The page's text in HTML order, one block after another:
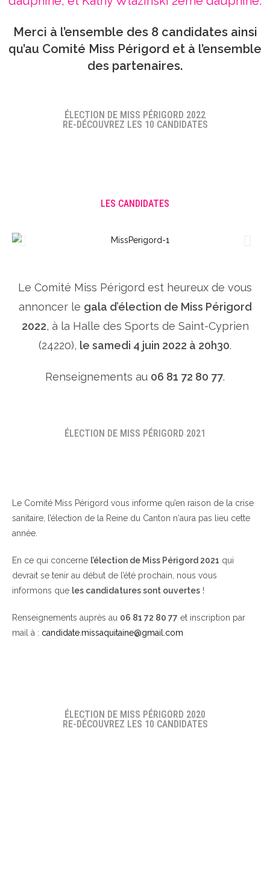
Merci à l’ensemble des 8 candidates ainsi
qu’au Comité Miss Périgord et à l’ensemble
des partenaires.
ÉLECTION DE MISS PÉRIGORD 2022
RE-DÉCOUVREZ LES 10 CANDIDATES
LES CANDIDATES
Le Comité Miss Périgord est heureux de vous
annoncer le gala d’élection de Miss Périgord
2022, à la Halle des Sports de Saint-Cyprien
(24220), le samedi 4 juin 2022 à 20h30.
Renseignements au 06 81 72 80 77.
ÉLECTION DE MISS PÉRIGORD 2021
Le Comité Miss Périgord vous informe qu’en raison de la crise
sanitaire, l’élection de la Reine du Canton n‘aura pas lieu cette
année.
En ce qui concerne l’élection de Miss Périgord 2021 qui
devrait se tenir au début de l’été prochain, nous vous
informons que les candidatures sont ouvertes !
Renseignements auprès au 06 81 72 80 77 et inscription par
mail à : candidate.missaquitaine@gmail.com
ÉLECTION DE MISS PÉRIGORD 2020
RE-DÉCOUVREZ LES 10 CANDIDATES